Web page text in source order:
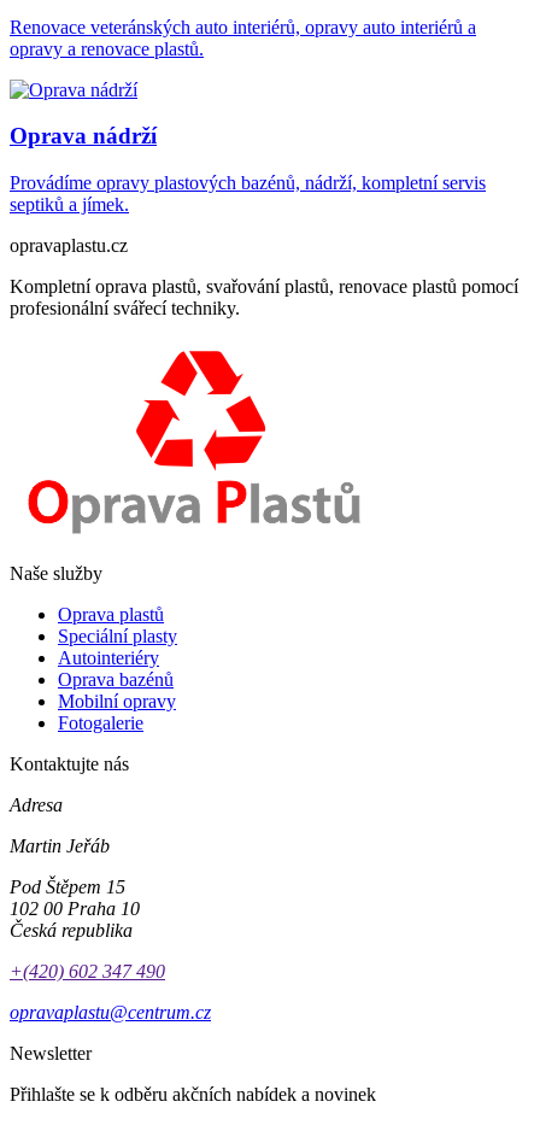
Renovace veteránských auto interiérů, opravy auto interiérů a
opravy a renovace plastů.
Oprava nádrží
Provádíme opravy plastových bazénů, nádrží, kompletní servis
septiků a jímek.
opravaplastu.cz
Kompletní oprava plastů, svařování plastů, renovace plastů pomocí
profesionální svářecí techniky.
Naše služby
Oprava plastů
Speciální plasty
Autointeriéry
Oprava bazénů
Mobilní opravy
Fotogalerie
Kontaktujte nás
Adresa
Martin Jeřáb
Pod Štěpem 15
102 00 Praha 10
Česká republika
+(420) 602 347 490
opravaplastu@centrum.cz
Newsletter
Přihlašte se k odběru akčních nabídek a novinek